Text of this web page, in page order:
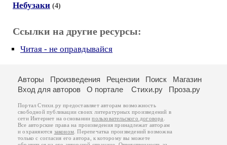
Небузаки (4)
Ссылки на другие ресурсы:
Читая - не оправдывайся
Авторы Произведения Рецензии Поиск
Магазин
Вход для авторов
О портале Стихи.ру Проза.ру
Портал Стихи.ру предоставляет авторам возможность
свободной публикации своих литературных произведений в
сети Интернет на основаниипользовательского договора.
Все авторские права на произведения принадлежат авторам
и охраняются законом. Перепечатка произведений возможна
только с согласия его автора, к которому вы можете